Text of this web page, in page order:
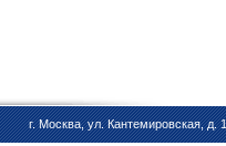
г. Москва, ул. Кантемировская, д.